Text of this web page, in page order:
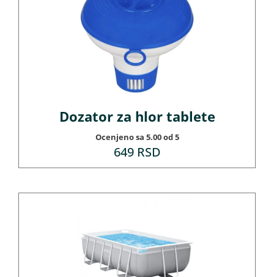
Dozator za hlor tablete
Ocenjeno sa 5.00od 5
649 RSD